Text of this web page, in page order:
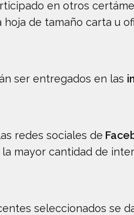
en otros
de tamaño carta u
ser entregados en las
redes sociales de
mayor cantidad de
seleccionados se